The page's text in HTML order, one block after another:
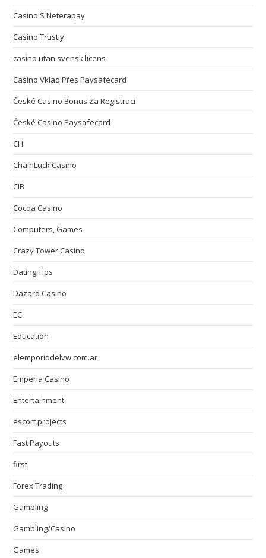
Casino S Neterapay
Casino Trustly
casino utan svensk licens
Casino Vklad Přes Paysafecard
České Casino Bonus Za Registraci
České Casino Paysafecard
CH
ChainLuck Casino
CIB
Cocoa Casino
Computers, Games
Crazy Tower Сasino
Dating Tips
Dazard Casino
EC
Education
elemporiodelvw.com.ar
Emperia Casino
Entertainment
escort projects
Fast Payouts
first
Forex Trading
Gambling
Gambling/Casino
Games